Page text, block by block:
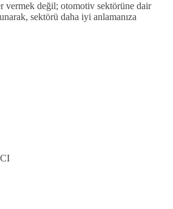
vermek değil; otomotiv sektörüne dair
sektörü daha iyi anlamanıza